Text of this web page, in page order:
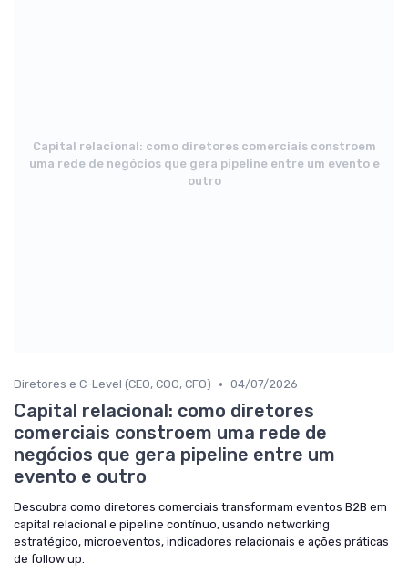
Capital relacional: como diretores comerciais constroem
uma rede de negócios que gera pipeline entre um evento e
outro
Diretores e C-Level (CEO, COO, CFO) • 04/07/2026
Capital relacional: como diretores
comerciais constroem uma rede de
negócios que gera pipeline entre um
evento e outro
Descubra como diretores comerciais transformam eventos B2B em
capital relacional e pipeline contínuo, usando networking
estratégico, microeventos, indicadores relacionais e ações práticas
de follow up.